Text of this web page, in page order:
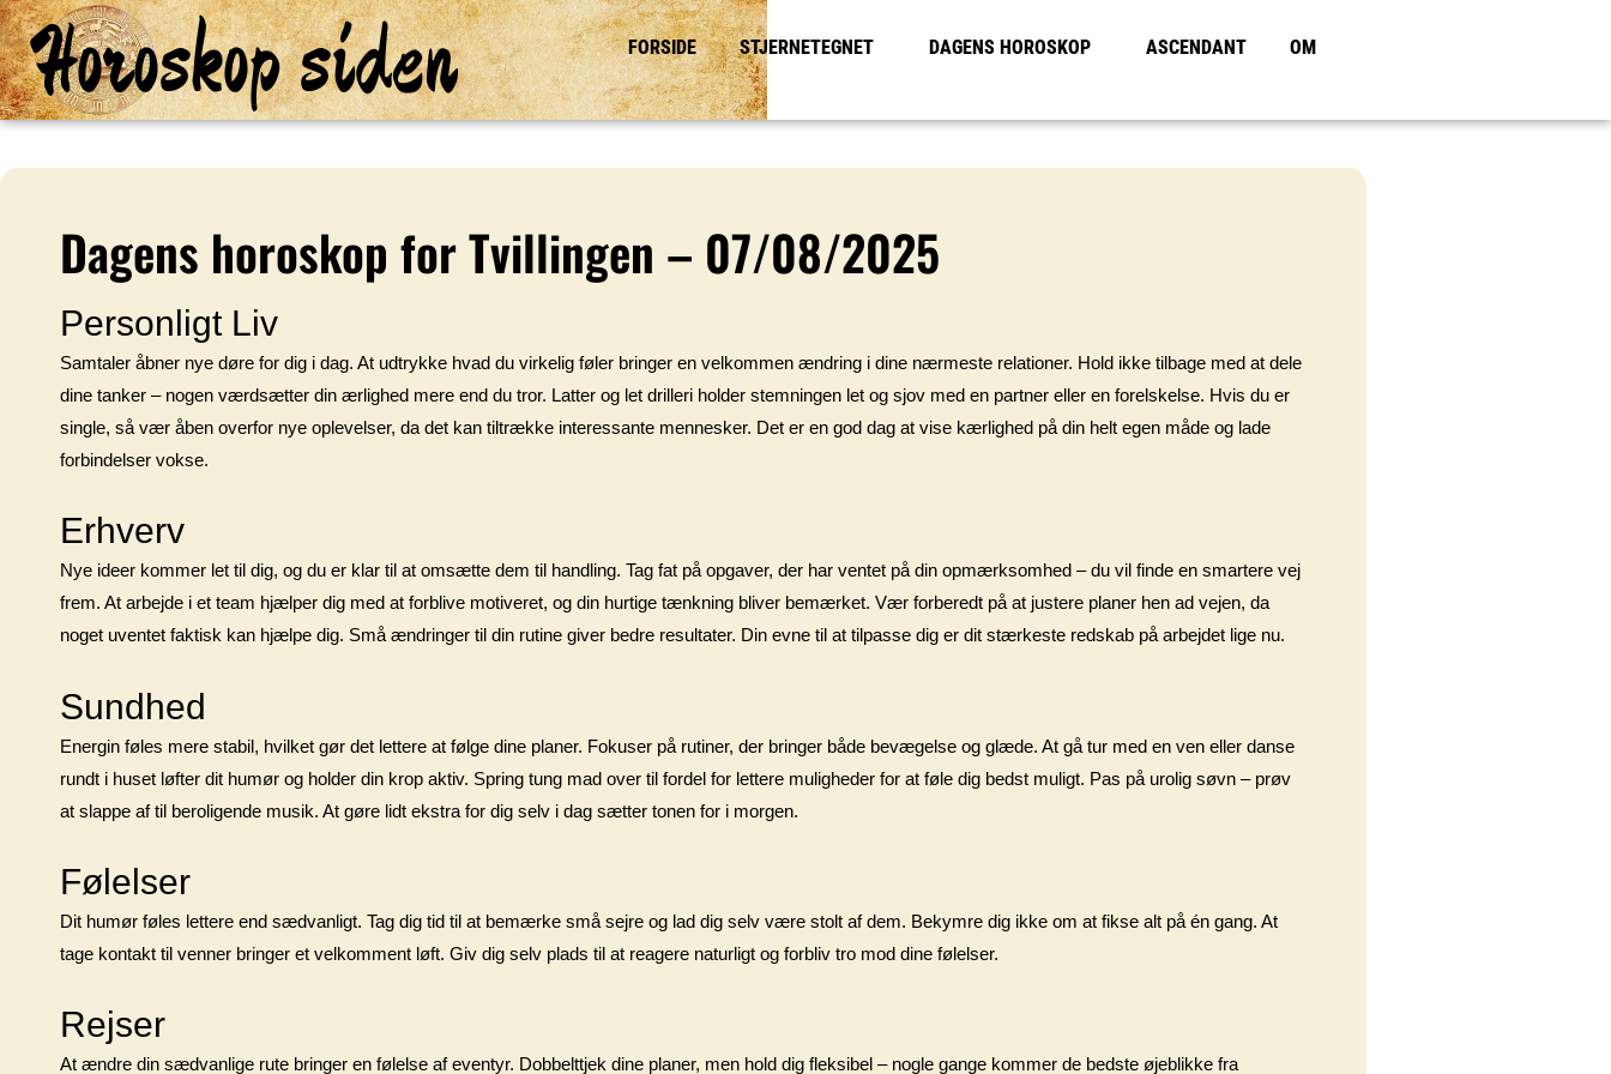
Horoskop siden FORSIDE STJERNETEGNET DAGENS HOROSKOP ASCENDANT OM
Dagens horoskop for Tvillingen – 07/08/2025
Personligt Liv
Samtaler åbner nye døre for dig i dag. At udtrykke hvad du virkelig føler bringer en velkommen ændring i dine nærmeste relationer. Hold ikke tilbage med at dele
dine tanker – nogen værdsætter din ærlighed mere end du tror. Latter og let drilleri holder stemningen let og sjov med en partner eller en forelskelse. Hvis du er
single, så vær åben overfor nye oplevelser, da det kan tiltrække interessante mennesker. Det er en god dag at vise kærlighed på din helt egen måde og lade
forbindelser vokse.
Erhverv
Nye ideer kommer let til dig, og du er klar til at omsætte dem til handling. Tag fat på opgaver, der har ventet på din opmærksomhed – du vil finde en smartere vej
frem. At arbejde i et team hjælper dig med at forblive motiveret, og din hurtige tænkning bliver bemærket. Vær forberedt på at justere planer hen ad vejen, da
noget uventet faktisk kan hjælpe dig. Små ændringer til din rutine giver bedre resultater. Din evne til at tilpasse dig er dit stærkeste redskab på arbejdet lige nu.
Sundhed
Energin føles mere stabil, hvilket gør det lettere at følge dine planer. Fokuser på rutiner, der bringer både bevægelse og glæde. At gå tur med en ven eller danse
rundt i huset løfter dit humør og holder din krop aktiv. Spring tung mad over til fordel for lettere muligheder for at føle dig bedst muligt. Pas på urolig søvn – prøv
at slappe af til beroligende musik. At gøre lidt ekstra for dig selv i dag sætter tonen for i morgen.
Følelser
Dit humør føles lettere end sædvanligt. Tag dig tid til at bemærke små sejre og lad dig selv være stolt af dem. Bekymre dig ikke om at fikse alt på én gang. At
tage kontakt til venner bringer et velkomment løft. Giv dig selv plads til at reagere naturligt og forbliv tro mod dine følelser.
Rejser
At ændre din sædvanlige rute bringer en følelse af eventyr. Dobbelttjek dine planer, men hold dig fleksibel – nogle gange kommer de bedste øjeblikke fra